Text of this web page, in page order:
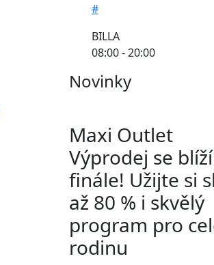
#
BILLA
08:00 - 20:00
Novinky
Maxi Outlet
Výprodej se
finále! Užijte si
až 80 % i skvělý
program pro
rodinu